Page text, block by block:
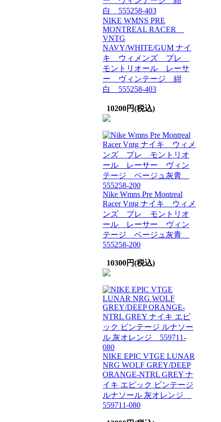
NIKE WMNS PRE
MONTREAL RACER
VNTG
NAVY/WHITE/GUM ナイ
キ ウィメンズ プレ
モントリオール レーサ
ー ヴィンテージ 紺
白 555258-403
10200円(税込)
Nike Wmns Pre Montreal
Racer Vntg ナイキ ウィメ
ンズ プレ モントリオ
ール レーサー ヴィン
テージ ベージュ灰青
555258-200
10300円(税込)
NIKE EPIC VTGE LUNAR
NRG WOLF GREY/DEEP
ORANGE-NTRL GREY ナ
イキ エピック ビンテージ
ルナソール 灰オレンジ
559711-080